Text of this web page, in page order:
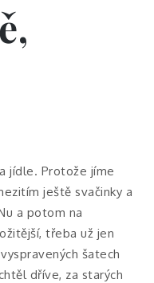
jídle. Protože jíme
ještě svačinky a
a potom na
třeba už jen
šatech
dříve, za starých